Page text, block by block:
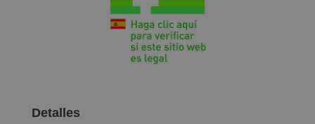
Detalles